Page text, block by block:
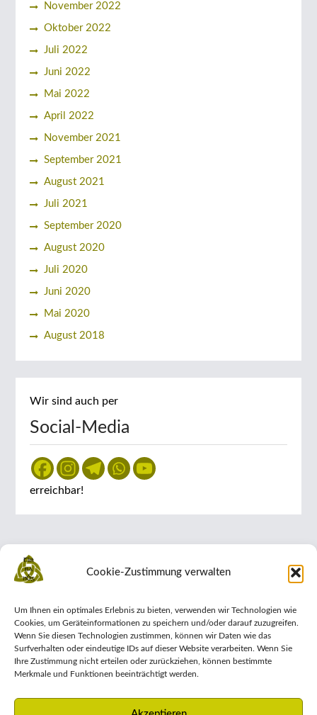
Cookie-Zustimmung verwalten
Um Ihnen ein optimales Erlebnis zu bieten, verwenden wir Technologien wie
Cookies, um Geräteinformationen zu speichern und/oder darauf zuzugreifen.
Wenn Sie diesen Technologien zustimmen, können wir Daten wie das
Surfverhalten oder eindeutige IDs auf dieser Website verarbeiten. Wenn Sie
Ihre Zustimmung nicht erteilen oder zurückziehen, können bestimmte
Merkmale und Funktionen beeinträchtigt werden.
November 2022
Oktober 2022
Juli 2022
Juni 2022
Mai 2022
April 2022
November 2021
September 2021
August 2021
Juli 2021
September 2020
August 2020
Juli 2020
Juni 2020
Mai 2020
August 2018
Wir sind auch per
Social-Media
erreichbar!
Datenschutz-Erklärung
Allgemeine Geschäftsbedingungen
Cookie-Richtlinie (EU)